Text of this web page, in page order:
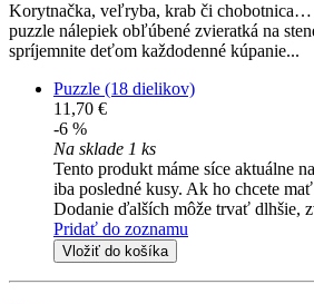
Korytnačka, veľryba, krab či chobotnica…
puzzle nálepiek obľúbené zvieratká na
spríjemnite deťom každodenné kúpanie...
Puzzle (18 dielikov)
11,70 €
-6 %
Na sklade 1 ks
Tento produkt máme síce aktuálne
iba posledné kusy. Ak ho chcete
Dodanie ďalších môže trvať dlhšie,
Pridať do zoznamu
Vložiť do košíka